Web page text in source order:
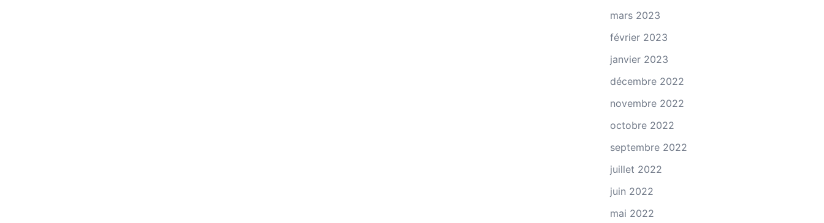
mars 2023
février 2023
janvier 2023
décembre 2022
novembre 2022
octobre 2022
septembre 2022
juillet 2022
juin 2022
mai 2022